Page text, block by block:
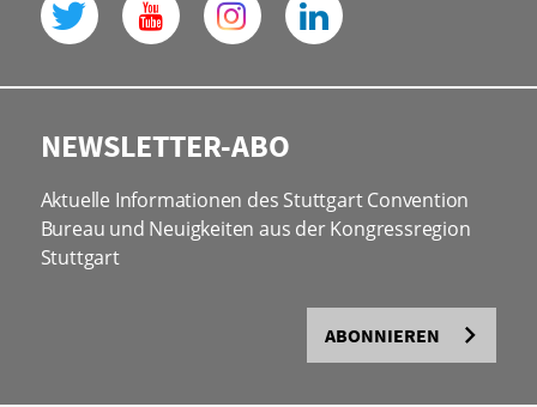
NEWSLETTER-ABO
Aktuelle Informationen des Stuttgart Convention
Bureau und Neuigkeiten aus der Kongressregion
Stuttgart
ABONNIEREN